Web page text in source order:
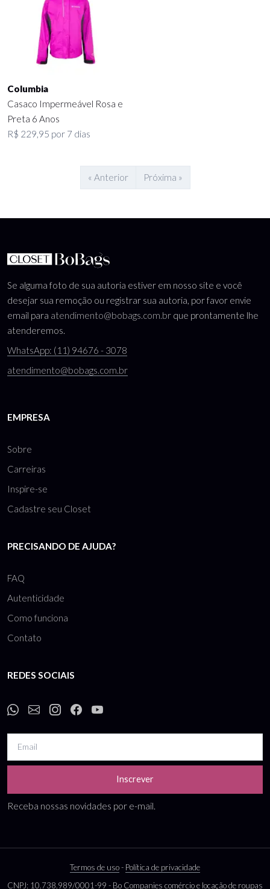
Columbia
Casaco Impermeável Rosa e
Preta 6 Anos
R$ 229,95 por 7 dias
« Anterior Próxima »
Se alguma foto de sua autoria estiver em nosso site e você
desejar sua remoção ou registrar sua autoria, por favor envie
email para atendimento@bobags.com.br que prontamente lhe
atenderemos.
WhatsApp: (11) 94676 - 3078
atendimento@bobags.com.br
EMPRESA
Sobre
Carreiras
Inspire-se
Cadastre seu Closet
PRECISANDO DE AJUDA?
FAQ
Autenticidade
Como funciona
Contato
REDES SOCIAIS
Inscrever
Receba nossas novidades por e-mail.
Termos de uso- Política de privacidade
CNPJ: 10.738.989/0001-99 - Bo Companies comércio e locação de roupas